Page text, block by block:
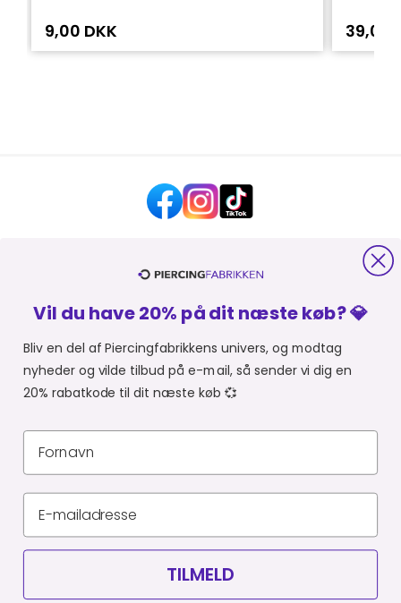
9,00 DKK 39,00
HJÆLP OG KONTAKT
MER FRA PIERCINGFABRIKKEN
SHOPPER FRA:Du er i
© Piercingfabrikken.dk 2026
CVR 34903727
Privatlivspolitik
Vil du have 20% på dit næste køb? 💎
Bliv en del af Piercingfabrikkens univers, og modtag
nyheder og vilde tilbud på e-mail, så sender vi dig en
20% rabatkode til dit næste køb 💞
TILMELD